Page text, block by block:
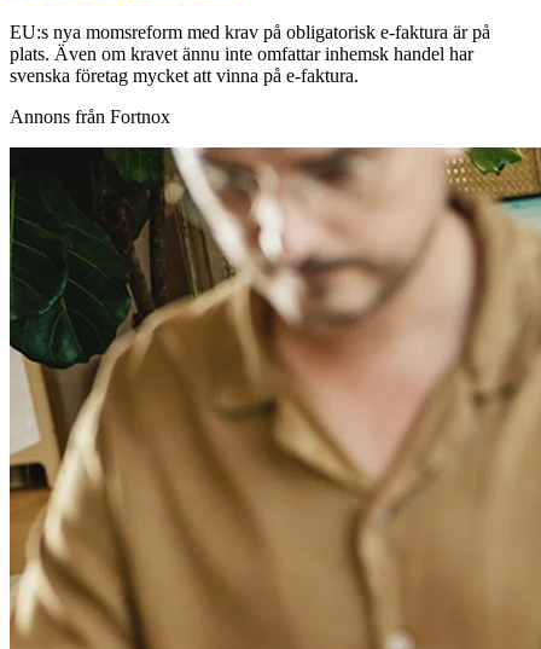
EU:s nya momsreform med krav på obligatorisk e-faktura är på
plats. Även om kravet ännu inte omfattar inhemsk handel har
svenska företag mycket att vinna på e-faktura.
Annons från Fortnox